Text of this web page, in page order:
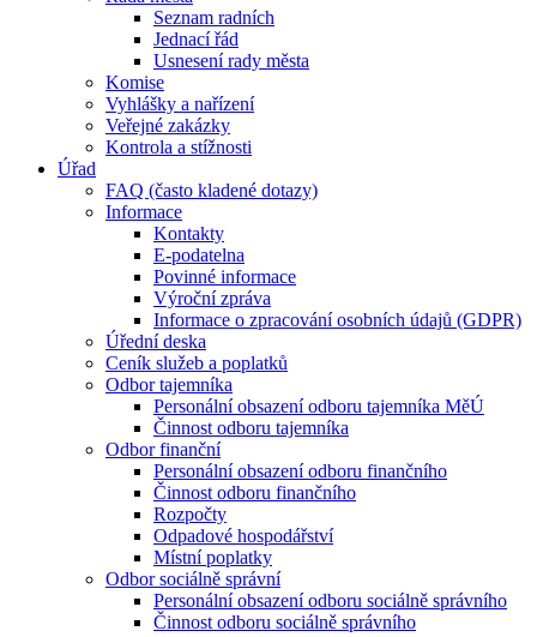
Seznam radních
Jednací řád
Usnesení rady města
Komise
Vyhlášky a nařízení
Veřejné zakázky
Kontrola a stížnosti
Úřad
FAQ (často kladené dotazy)
Informace
Kontakty
E-podatelna
Povinné informace
Výroční zpráva
Informace o zpracování osobních údajů (GDPR)
Úřední deska
Ceník služeb a poplatků
Odbor tajemníka
Personální obsazení odboru tajemníka MěÚ
Činnost odboru tajemníka
Odbor finanční
Personální obsazení odboru finančního
Činnost odboru finančního
Rozpočty
Odpadové hospodářství
Místní poplatky
Odbor sociálně správní
Personální obsazení odboru sociálně správního
Činnost odboru sociálně správního